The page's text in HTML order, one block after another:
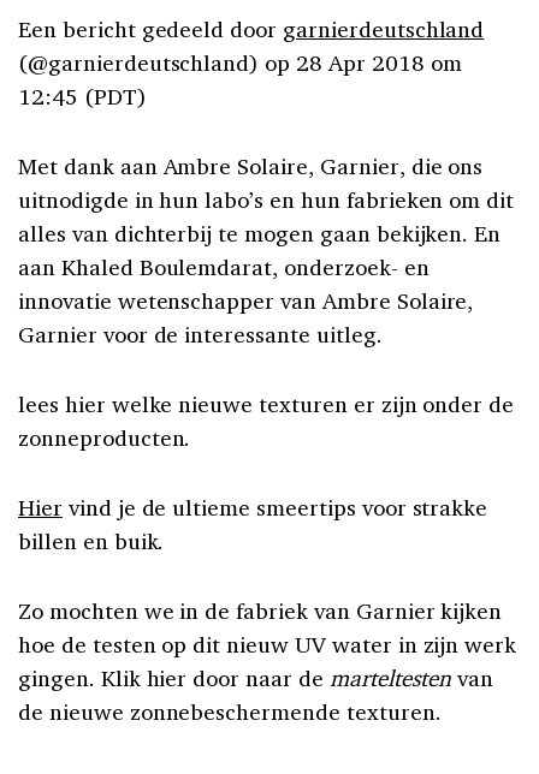
Een bericht gedeeld door garnierdeutschland
(@garnierdeutschland) op 28 Apr 2018 om
12:45 (PDT)
Met dank aan Ambre Solaire, Garnier, die ons
uitnodigde in hun labo’s en hun fabrieken om dit
alles van dichterbij te mogen gaan bekijken. En
aan Khaled Boulemdarat, onderzoek- en
innovatie wetenschapper van Ambre Solaire,
Garnier voor de interessante uitleg.
lees hier welke nieuwe texturen er zijn onder de
zonneproducten.
Hier vind je de ultieme smeertips voor strakke
billen en buik.
Zo mochten we in de fabriek van Garnier kijken
hoe de testen op dit nieuw UV water in zijn werk
gingen. Klik hier door naar de marteltesten van
de nieuwe zonnebeschermende texturen.